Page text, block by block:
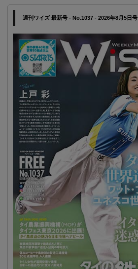
週刊ワイズ 最新号 - No.1037 - 2026年8月5日号